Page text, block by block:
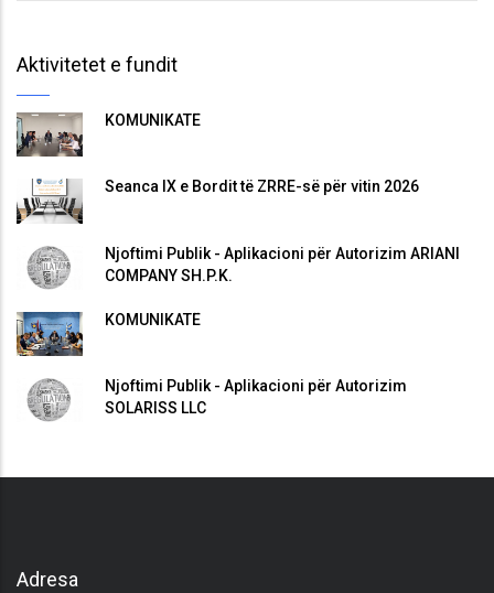
Aktivitetet e fundit
KOMUNIKATË
Seanca IX e Bordit të ZRRE-së për vitin 2026
Njoftimi Publik - Aplikacioni për Autorizim ARIANI
COMPANY SH.P.K.
KOMUNIKATË
Njoftimi Publik - Aplikacioni për Autorizim
SOLARISS LLC
Adresa